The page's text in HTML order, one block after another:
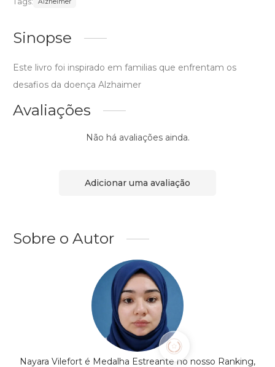
Sinopse
Este livro foi inspirado em familias que enfrentam os
desafios da doença Alzhaimer
Avaliações
Não há avaliações ainda.
Adicionar uma avaliação
Sobre o Autor
Nayara Vilefort é Medalha Estreante no nosso Ranking,